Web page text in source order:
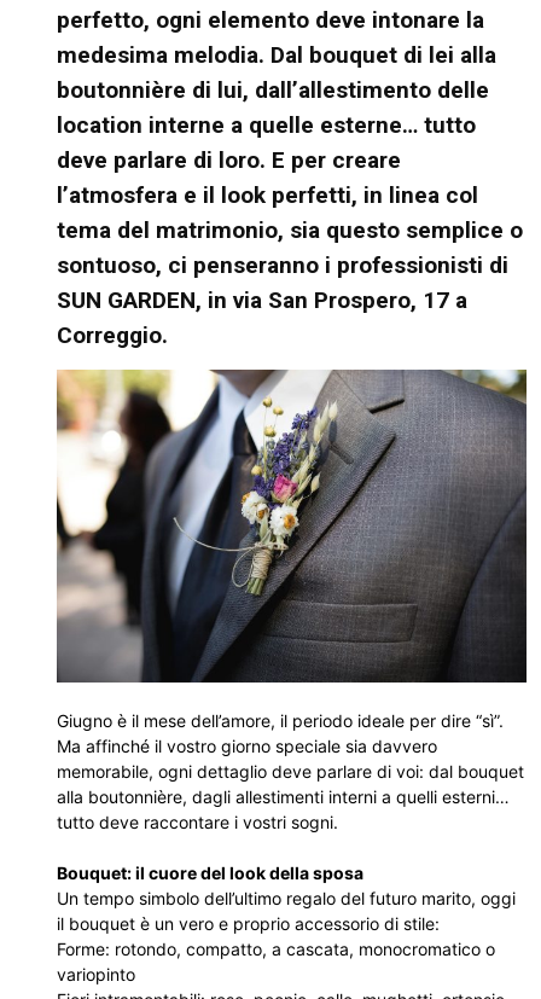
perfetto, ogni elemento deve intonare la
medesima melodia. Dal bouquet di lei alla
boutonnière di lui, dall’allestimento delle
location interne a quelle esterne… tutto
deve parlare di loro. E per creare
l’atmosfera e il look perfetti, in linea col
tema del matrimonio, sia questo semplice o
sontuoso, ci penseranno i professionisti di
SUN GARDEN, in via San Prospero, 17 a
Correggio.
Giugno è il mese dell’amore, il periodo ideale per dire “sì”.
Ma affinché il vostro giorno speciale sia davvero
memorabile, ogni dettaglio deve parlare di voi: dal bouquet
alla boutonnière, dagli allestimenti interni a quelli esterni…
tutto deve raccontare i vostri sogni.
Bouquet: il cuore del look della sposa
Un tempo simbolo dell’ultimo regalo del futuro marito, oggi
il bouquet è un vero e proprio accessorio di stile:
Forme: rotondo, compatto, a cascata, monocromatico o
variopinto